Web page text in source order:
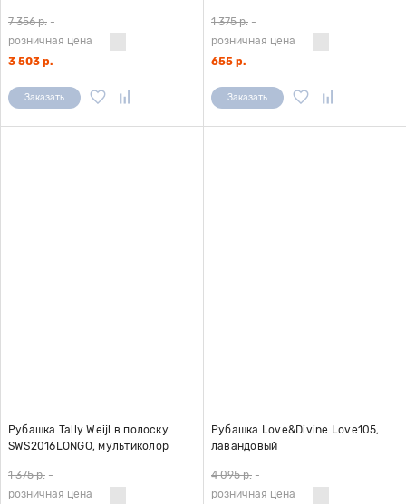
7 356 р. -
розничная цена
3 503 р.
Заказать
1 375 р. -
розничная цена
655 р.
Заказать
Рубашка Tally Weijl в полоску
SWS2016LONGO, мультиколор
1 375 р. -
розничная цена
Рубашка Love&Divine Love105,
лавандовый
4 095 р. -
розничная цена